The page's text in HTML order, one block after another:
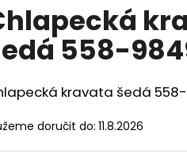
558-
kravata šedá
doručit do: 11.8.2026